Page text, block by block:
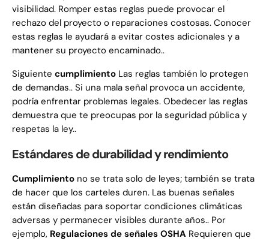
visibilidad. Romper estas reglas puede provocar el
rechazo del proyecto o reparaciones costosas. Conocer
estas reglas le ayudará a evitar costes adicionales y a
mantener su proyecto encaminado..
Siguiente cumplimiento Las reglas también lo protegen
de demandas.. Si una mala señal provoca un accidente,
podría enfrentar problemas legales. Obedecer las reglas
demuestra que te preocupas por la seguridad pública y
respetas la ley..
Estándares de durabilidad y rendimiento
Cumplimiento no se trata solo de leyes; también se trata
de hacer que los carteles duren. Las buenas señales
están diseñadas para soportar condiciones climáticas
adversas y permanecer visibles durante años.. Por
ejemplo, Regulaciones de señales OSHA Requieren que